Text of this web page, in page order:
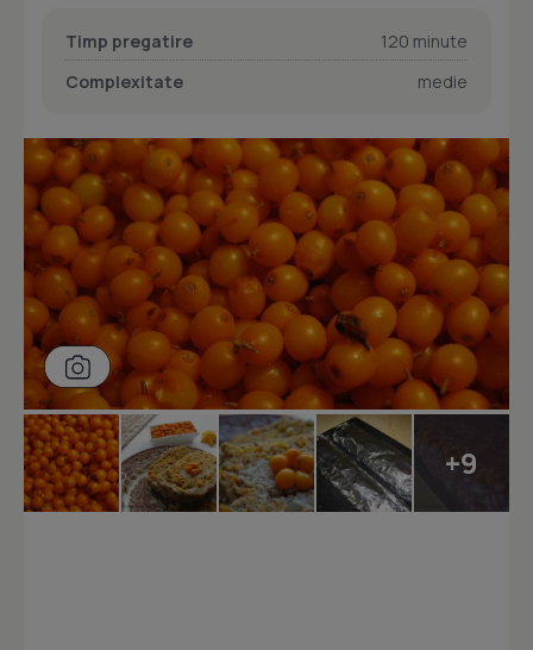
Timp pregatire
120 minute
Complexitate
medie
+9